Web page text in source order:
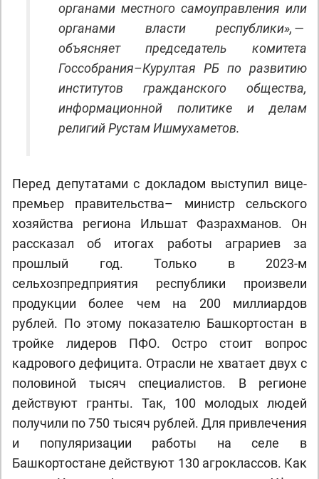
органами местного самоуправления или
органами власти республики», —
объясняет председатель комитета
Госсобрания–Курултая РБ по развитию
институтов гражданского общества,
информационной политике и делам
религий Рустам Ишмухаметов.
Перед депутатами с докладом выступил вице-
премьер правительства– министр сельского
хозяйства региона Ильшат Фазрахманов. Он
рассказал об итогах работы аграриев за
прошлый год. Только в 2023-м
сельхозпредприятия республики произвели
продукции более чем на 200 миллиардов
рублей. По этому показателю Башкортостан в
тройке лидеров ПФО. Остро стоит вопрос
кадрового дефицита. Отрасли не хватает двух с
половиной тысяч специалистов. В регионе
действуют гранты. Так, 100 молодых людей
получили по 750 тысяч рублей. Для привлечения
и популяризации работы на селе в
Башкортостане действуют 130 агроклассов. Как